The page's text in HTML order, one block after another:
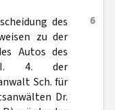
6
des
zu der
Autos des
II. 4. der
Sch. für
Dr.